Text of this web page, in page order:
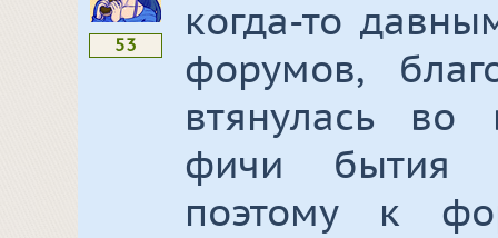
53
когда-то
форумов,
втянулась во
фичи бытия
поэтому к